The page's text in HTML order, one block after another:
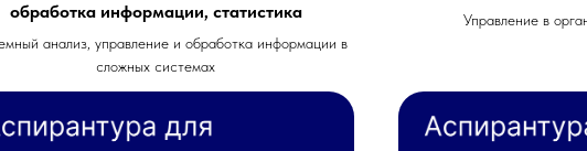
обработка информации, статистика
анализ, управление и обработка информации в
сложных системах
Управление в